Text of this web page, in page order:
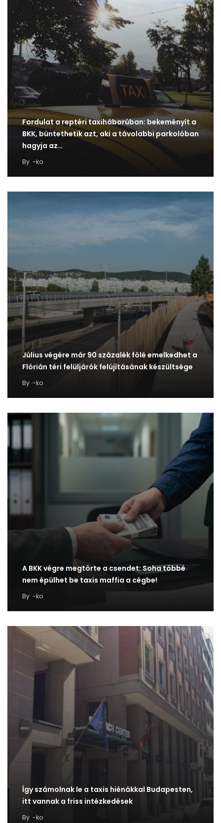
Fordulat a reptéri taxiháborúban: bekeményít a
BKK, büntethetik azt, aki a távolabbi parkolóban
hagyja az…
By -ko
Július végére már 90 százalék fölé emelkedhet a
Flórián téri felüljárók felújításának készültsége
By -ko
A BKK végre megtörte a csendet: Soha többé
nem épülhet be taxis maffia a cégbe!
By -ko
Így számolnak le a taxis hiénákkal Budapesten,
itt vannak a friss intézkedések
By -ko